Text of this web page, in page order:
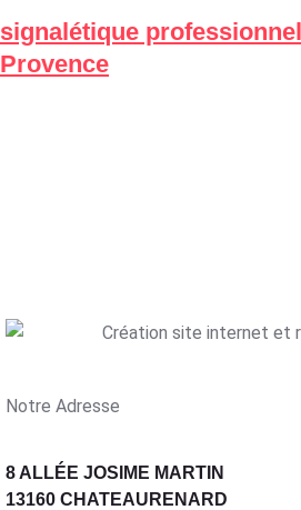
signalétique
Provence
Notre Adresse
8 ALLÉE JOSIME MARTIN
13160 CHATEAURENARD